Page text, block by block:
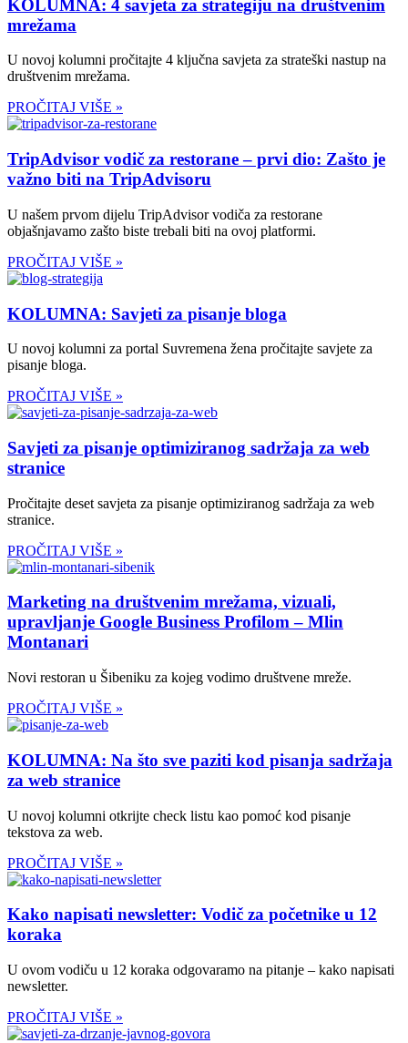
KOLUMNA: 4 savjeta za strategiju na društvenim
mrežama
U novoj kolumni pročitajte 4 ključna savjeta za strateški nastup na
društvenim mrežama.
PROČITAJ VIŠE »
TripAdvisor vodič za restorane – prvi dio: Zašto je
važno biti na TripAdvisoru
U našem prvom dijelu TripAdvisor vodiča za restorane
objašnjavamo zašto biste trebali biti na ovoj platformi.
PROČITAJ VIŠE »
KOLUMNA: Savjeti za pisanje bloga
U novoj kolumni za portal Suvremena žena pročitajte savjete za
pisanje bloga.
PROČITAJ VIŠE »
Savjeti za pisanje optimiziranog sadržaja za web
stranice
Pročitajte deset savjeta za pisanje optimiziranog sadržaja za web
stranice.
PROČITAJ VIŠE »
Marketing na društvenim mrežama, vizuali,
upravljanje Google Business Profilom – Mlin
Montanari
Novi restoran u Šibeniku za kojeg vodimo društvene mreže.
PROČITAJ VIŠE »
KOLUMNA: Na što sve paziti kod pisanja sadržaja
za web stranice
U novoj kolumni otkrijte check listu kao pomoć kod pisanje
tekstova za web.
PROČITAJ VIŠE »
Kako napisati newsletter: Vodič za početnike u 12
koraka
U ovom vodiču u 12 koraka odgovaramo na pitanje – kako napisati
newsletter.
PROČITAJ VIŠE »